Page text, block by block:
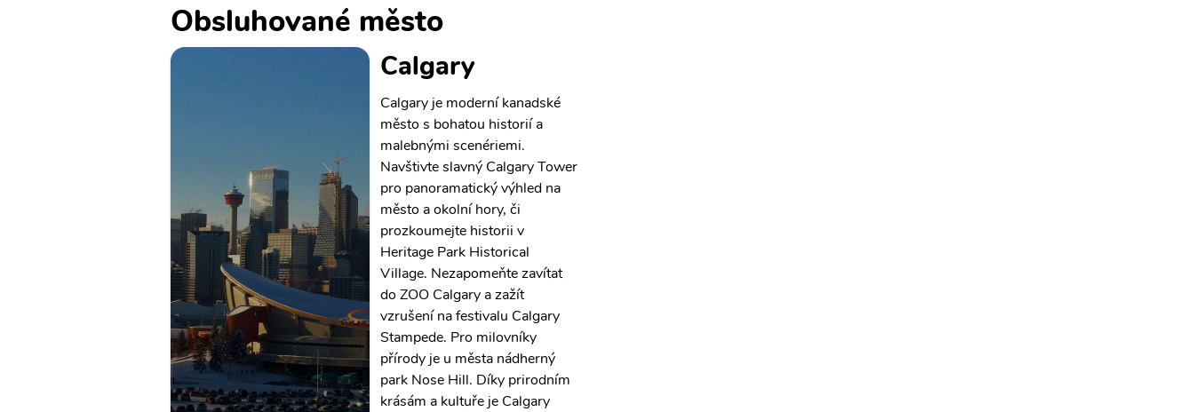
Obsluhované město
Calgary
Calgary je moderní kanadské
město s bohatou historií a
malebnými scenériemi.
Navštivte slavný Calgary Tower
pro panoramatický výhled na
město a okolní hory, či
prozkoumejte historii v
Heritage Park Historical
Village. Nezapomeňte zavítat
do ZOO Calgary a zažít
vzrušení na festivalu Calgary
Stampede. Pro milovníky
přírody je u města nádherný
park Nose Hill. Díky prirodním
krásám a kultuře je Calgary